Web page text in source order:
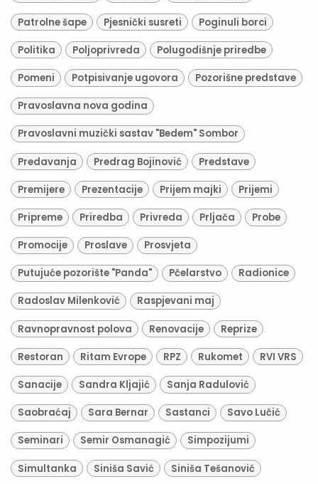
Patrolne šape Pjesnički susreti Poginuli borci
Politika Poljoprivreda Polugodišnje priredbe
Pomeni Potpisivanje ugovora Pozorišne predstave
Pravoslavna nova godina
Pravoslavni muzički sastav "Bedem" Sombor
Predavanja Predrag Bojinović Predstave
Premijere Prezentacije Prijem majki Prijemi
Pripreme Priredba Privreda Prljača Probe
Promocije Proslave Prosvjeta
Putujuće pozorište "Panda" Pčelarstvo Radionice
Radoslav Milenković Raspjevani maj
Ravnopravnost polova Renovacije Reprize
Restoran Ritam Evrope RPZ Rukomet RVI VRS
Sanacije Sandra Kljajić Sanja Radulović
Saobraćaj Sara Bernar Sastanci Savo Lučić
Seminari Semir Osmanagić Simpozijumi
Simultanka Siniša Savić Siniša Tešanović